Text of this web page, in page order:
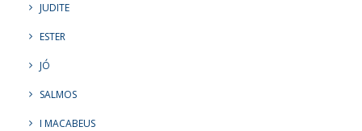
JUDITE
ESTER
JÓ
SALMOS
I MACABEUS